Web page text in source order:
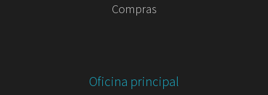
Compras
Oficina principal